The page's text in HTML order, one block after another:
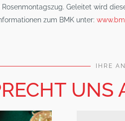
Geleitet wird
zum BMK unter:
IHRE
UNS